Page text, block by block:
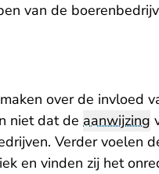
van de
over de invloed
niet dat de aanwijzing
Verder voelen
en vinden zij het